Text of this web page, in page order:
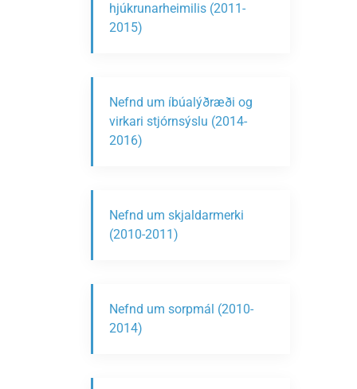
hjúkrunarheimilis (2011-
2015)
Nefnd um íbúalýðræði og
virkari stjórnsýslu (2014-
2016)
Nefnd um skjaldarmerki
(2010-2011)
Nefnd um sorpmál (2010-
2014)